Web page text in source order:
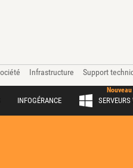
Infrastructure Support
INFOGÉRANCE